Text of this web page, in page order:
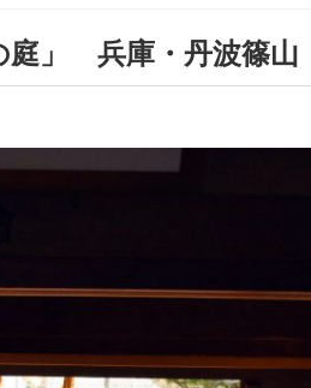
庭」 兵庫・丹波篠山